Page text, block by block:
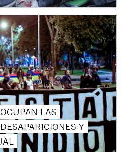
LAS
Y